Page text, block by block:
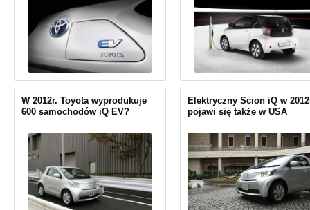
W 2012r. Toyota wyprodukuje
600 samochodów iQ EV?
Elektryczny Scion iQ w
pojawi się także w USA